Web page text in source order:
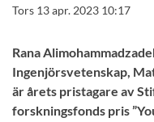
Tors 13 apr. 2023 10:17
Rana
Ingenjörsvetenskap,
är årets pristagare av
forskningsfonds pris